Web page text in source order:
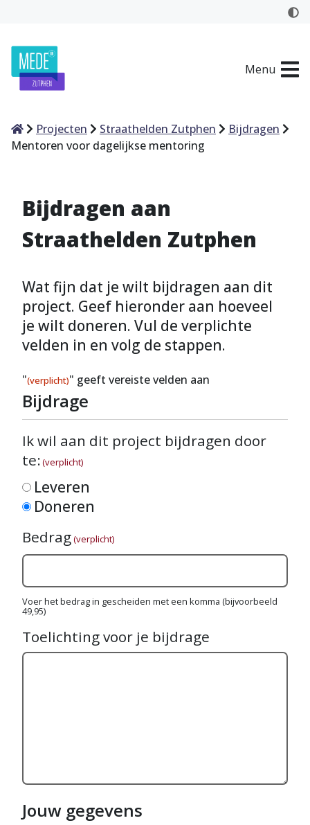
Menu
HomeProjecten Straathelden Zutphen
Bijdragen
Mentoren voor dagelijkse mentoring
Bijdragen aan
Straathelden Zutphen
Wat fijn dat je wilt bijdragen aan dit
project. Geef hieronder aan hoeveel
je wilt doneren. Vul de verplichte
velden in en volg de stappen.
"(verplicht)" geeft vereiste velden aan
Bijdrage
Ik wil aan dit project bijdragen door
te:(verplicht)
Leveren
Doneren
Bedrag(verplicht)
Voer het bedrag in gescheiden met een komma (bijvoorbeeld
49,95)
Toelichting voor je bijdrage
Jouw gegevens